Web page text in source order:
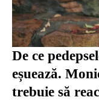
De ce
eșuează.
trebuie să